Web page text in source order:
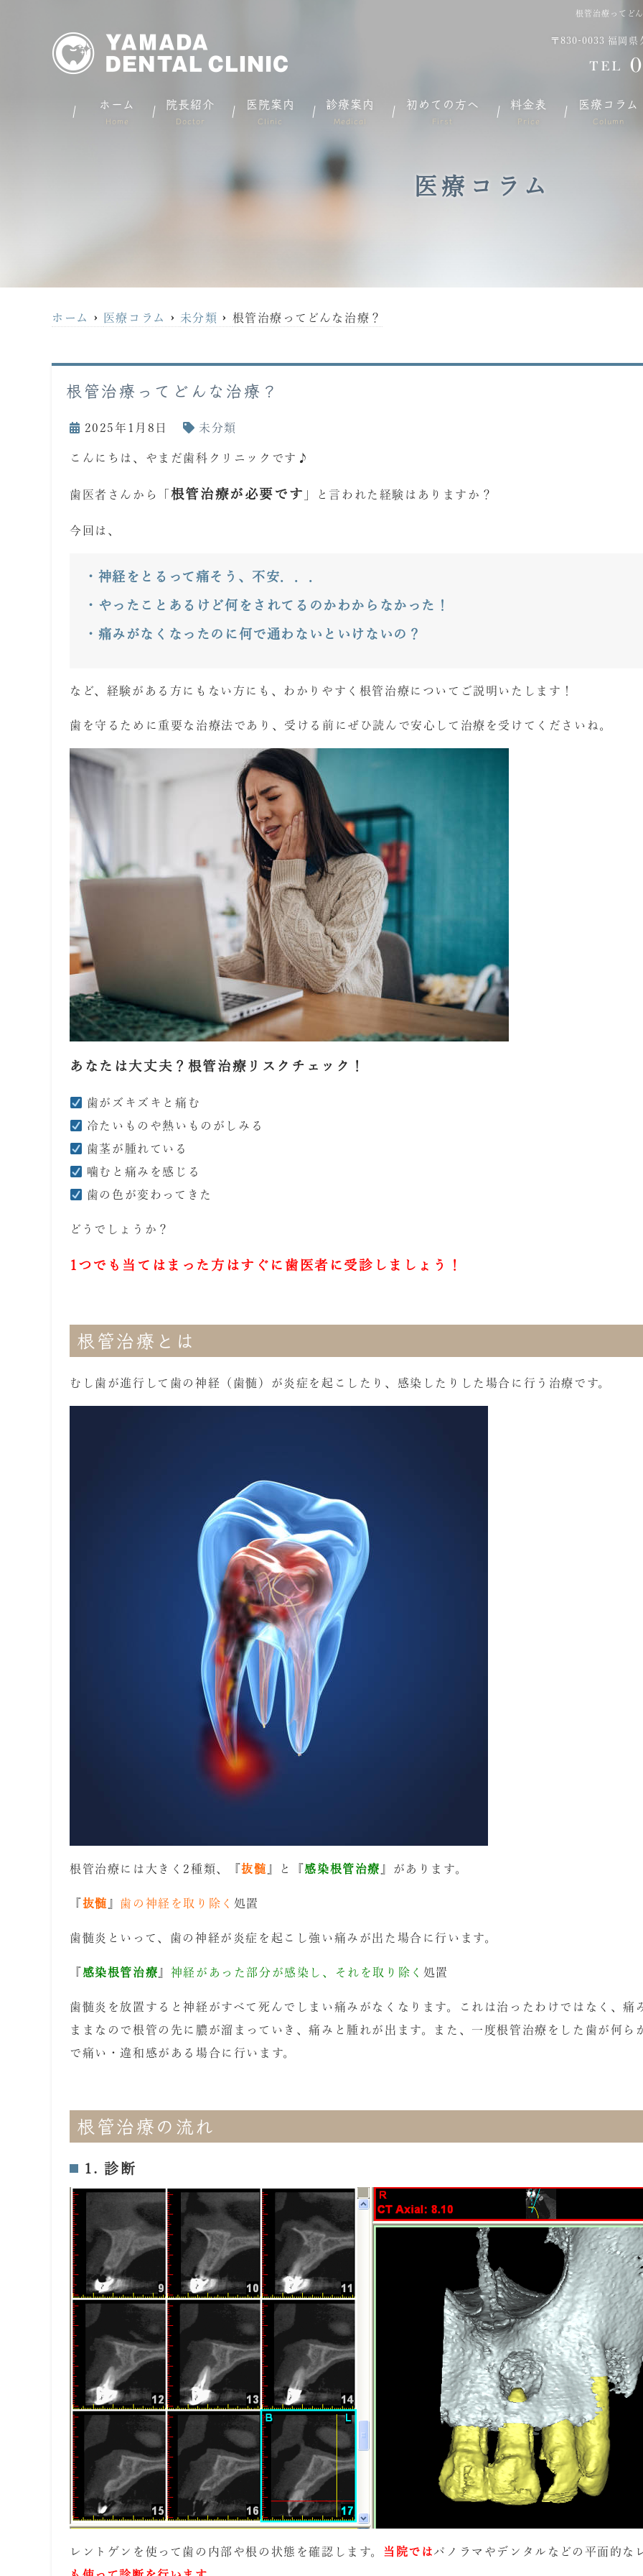
根管治療ってど
〒830-0033 福岡県
TEL
ホーム
Home
院長紹介
Doctor
医院案内
Clinic
診療案内
Medical
初めての方へ
First
料金表
Price
医療コラム
Column
医療コラム
ホーム 医療コラム 未分類 根管治療ってどんな治療？
根管治療ってどんな治療？
2025年1月8日 未分類
こんにちは、やまだ歯科クリニックです♪
歯医者さんから「 根管治療が必要です 」と言われた経験はありますか？
今回は、
・神経をとるって痛そう、不安．．．
・やったことあるけど何をされてるのかわからなかった！
・痛みがなくなったのに何で通わないといけないの？
など、経験がある方にもない方にも、わかりやすく根管治療についてご説明いたします！
歯を守るために重要な治療法であり、受ける前にぜひ読んで安心して治療を受けてくださいね。
あなたは大丈夫？根管治療リスクチェック！
歯がズキズキと痛む
冷たいものや熱いものがしみる
歯茎が腫れている
噛むと痛みを感じる
歯の色が変わってきた
どうでしょうか？
1つでも当てはまった方はすぐに歯医者に受診しましょう！
根管治療とは
むし歯が進行して歯の神経（歯髄）が炎症を起こしたり、感染したりした場合に行う治療です。
根管治療には大きく2種類、『抜髄 』と『感染根管治療 』があります。
抜髄 』 歯の神経を取り除く 処置
歯髄炎といって、歯の神経が炎症を起こし強い痛みが出た場合に行います。
感染根管治療 』 神経があった部分が感染し、それを取り除く 処置
歯髄炎を放置すると神経がすべて死んでしまい痛みがなくなります。これは治ったわけではなく、痛
ままなので根管の先に膿が溜まっていき、痛みと腫れが出ます。また、一度根管治療をした歯が何
で痛い・違和感がある場合に行います。
根管治療の流れ
1. 診断
レントゲンを使って歯の内部や根の状態を確認します。 当院ではパノラマやデンタルなどの平面的な